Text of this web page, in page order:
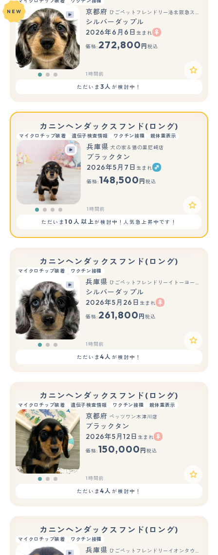
もっと見る
NEW 京都府 ひごペットフレンドリー洛北阪急スクエア店
シルバーダップル
2026年6月6日 生まれ
価格: 272,800 円 税込
1時間前
ただいま3人 が検討中！
カニンヘンダックスフンド(ロング)
マイクロチップ装着 遺伝子検査情報 ワクチン接種 親体重表示
兵庫県 犬の家＆猫の里尼崎店
ブラックタン
2026年5月7日 生まれ
価格:148,500 円 税込
1時間前
ただいま10人以上が検討中！人気急上昇中です！
カニンヘンダックスフンド(ロング)
マイクロチップ装着 ワクチン接種
もっと見る
兵庫県 ひごペットフレンドリーイトーヨーカドー明石店
シルバーダップル
2026年5月26日 生まれ
価格: 261,800 円 税込
1時間前
ただいま4人 が検討中！
カニンヘンダックスフンド(ロング)
マイクロチップ装着 遺伝子検査情報 ワクチン接種 親体重表示
もっと見る
京都府 ペッツワン木津川店
ブラックタン
2026年5月12日 生まれ
価格:150,000 円 税込
1時間前
ただいま4人 が検討中！
カニンヘンダックスフンド(ロング)
マイクロチップ装着 ワクチン接種
兵庫県 ひごペットフレンドリーイオンタウン加古川店